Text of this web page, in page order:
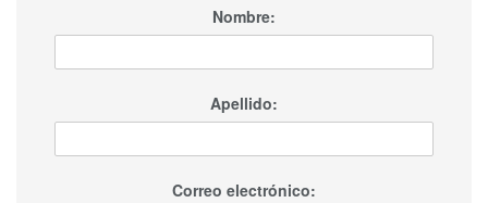
Nombre:
Apellido:
Correo electrónico: